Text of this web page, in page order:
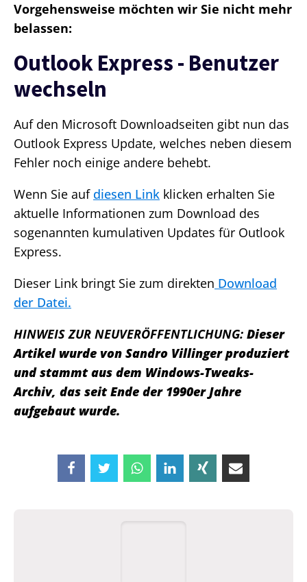
Vorgehensweise möchten wir Sie nicht mehr
belassen:
Outlook Express - Benutzer
wechseln
Auf den Microsoft Downloadseiten gibt nun das
Outlook Express Update, welches neben diesem
Fehler noch einige andere behebt.
Wenn Sie auf diesen Link klicken erhalten Sie
aktuelle Informationen zum Download des
sogenannten kumulativen Updates für Outlook
Express.
Dieser Link bringt Sie zum direkten Download
der Datei.
HINWEIS ZUR NEUVERÖFFENTLICHUNG: Dieser
Artikel wurde von Sandro Villinger produziert
und stammt aus dem Windows-Tweaks-
Archiv, das seit Ende der 1990er Jahre
aufgebaut wurde.